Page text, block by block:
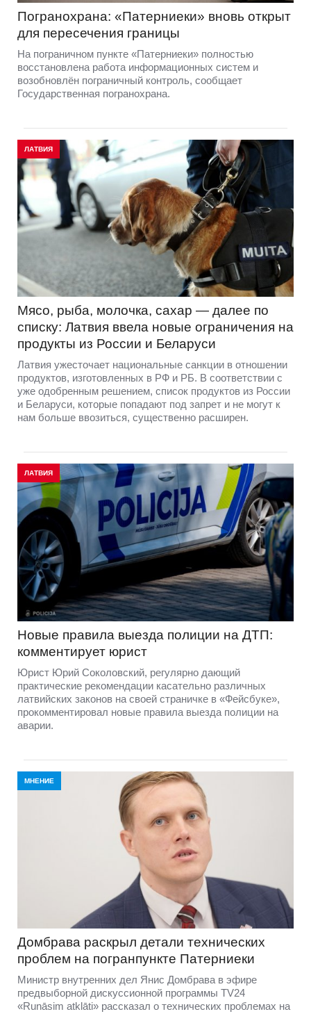
Погранохрана: «Патерниеки» вновь открыт
для пересечения границы
На пограничном пункте «Патерниеки» полностью
восстановлена работа информационных систем и
возобновлён пограничный контроль, сообщает
Государственная погранохрана.
ЛАТВИЯ
Мясо, рыба, молочка, сахар — далее по
списку: Латвия ввела новые ограничения на
продукты из России и Беларуси
Латвия ужесточает национальные санкции в отношении
продуктов, изготовленных в РФ и РБ. В соответствии с
уже одобренным решением, список продуктов из России
и Беларуси, которые попадают под запрет и не могут к
нам больше ввозиться, существенно расширен.
ЛАТВИЯ
Новые правила выезда полиции на ДТП:
комментирует юрист
Юрист Юрий Соколовский, регулярно дающий
практические рекомендации касательно различных
латвийских законов на своей страничке в «Фейсбуке»,
прокомментировал новые правила выезда полиции на
аварии.
МНЕНИЕ
Домбравa раскрыл детали технических
проблем на погранпункте Патерниеки
Министр внутренних дел Янис Домбрава в эфире
предвыборной дискуссионной программы TV24
«Runāsim atklāti» рассказал о технических проблемах на